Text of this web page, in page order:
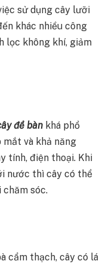
sử dụng cây lưỡi
khác nhiều công
lọc không khí, giảm
để bàn khá phổ
mắt và khả năng
tính, điện thoại. Khi
nước thì cây có thể
sóc.
cẩm thạch, cây có lá